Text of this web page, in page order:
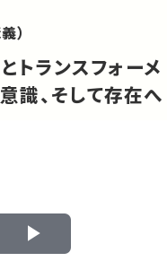
）
トランスフォーメ
識、そして存在へ